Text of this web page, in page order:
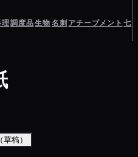
調度品生物名刺 アチーブメント 七
稿）